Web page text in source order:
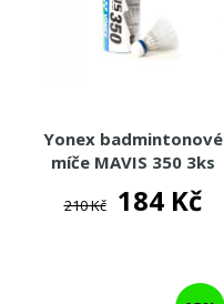
Yonex badmintonové
míče MAVIS 350 3ks
210 Kč 184 Kč